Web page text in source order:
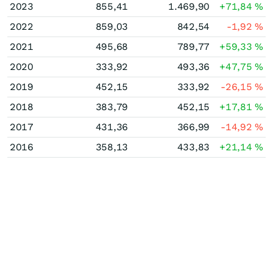
2023
855,41 1.469,90 +71,84%
2022
859,03 842,54 -1,92%
2021
495,68 789,77 +59,33%
2020
333,92 493,36 +47,75%
2019
452,15 333,92 -26,15%
2018
383,79 452,15 +17,81%
2017
431,36 366,99 -14,92%
2016
358,13 433,83 +21,14%